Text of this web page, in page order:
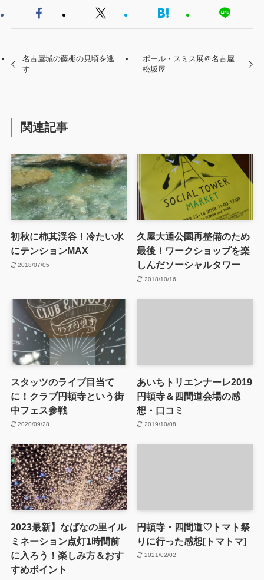
名古屋城の藤棚の見頃を逃
す
ポール・スミス展＠名古屋
松坂屋
関連記事
初秋に柿其渓谷！冷たい水
にテンションMAX
2018/07/05
久屋大通公園再整備のため
最後！ワークショップを楽
しんだソーシャルタワー
2018/10/16
スタッツのライブ目当て
に！クラブ円頓寺という街
中フェス参戦
2020/09/28
あいちトリエンナーレ2019
円頓寺＆四間道会場の感
想・口コミ
2019/10/08
2023最新】なばなの里イル
ミネーション点灯1時間前
に入ろう！楽しみ方＆おす
すめポイント
円頓寺・四間道♡トマト祭
りに行った感想[トマトマ]
2021/02/02